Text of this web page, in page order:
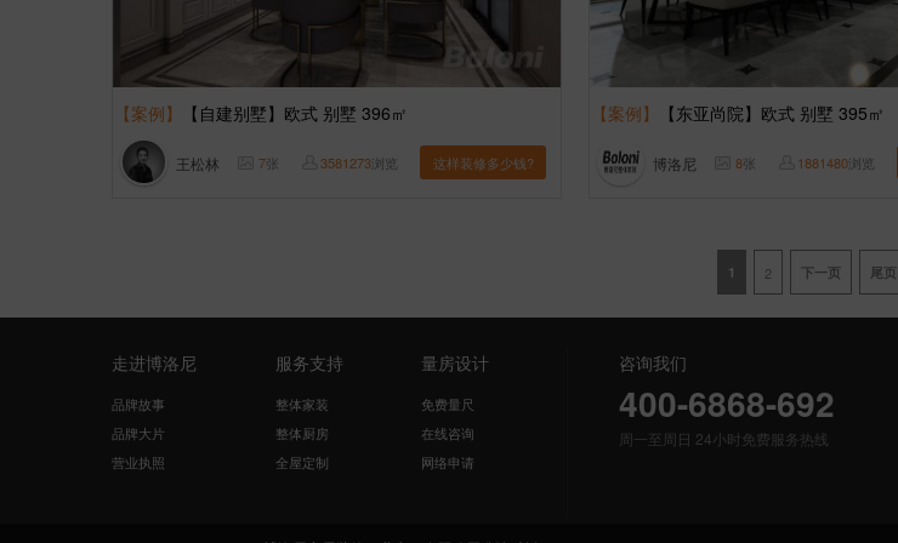
【案例】 【自建别墅】欧式 别墅 396㎡
王松林 7张 3581273浏览 这样装修多少钱?
【案例】 【东亚尚院】欧式 别墅 395㎡
博洛尼 8张 1881480浏览
1 2 下一页 尾页
走进博洛尼
品牌故事
品牌大片
营业执照
服务支持
整体家装
整体厨房
全屋定制
量房设计
免费量尺
在线咨询
网络申请
咨询我们
400-6868-692
周一至周日 24小时免费服务热线